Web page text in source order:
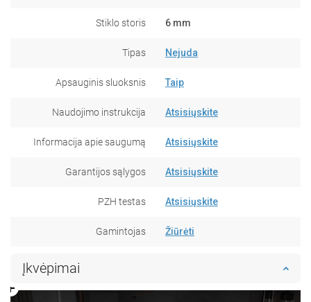
Stiklo storis 6 mm
Tipas Nejuda
Apsauginis sluoksnis Taip
Naudojimo instrukcija Atsisiųskite
Informacija apie saugumą Atsisiųskite
Garantijos sąlygos Atsisiųskite
PZH testas Atsisiųskite
Gamintojas Žiūrėti
Įkvėpimai